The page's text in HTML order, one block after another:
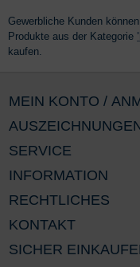
Gewerbliche Kunden
Produkte aus der Kategorie
kaufen.
SERVICE
INFORMATION
RECHTLICHES
MEIN KONTO /
KONTAKT
SICHER